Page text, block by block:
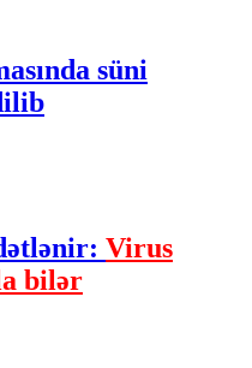
süni
Virus
bilər